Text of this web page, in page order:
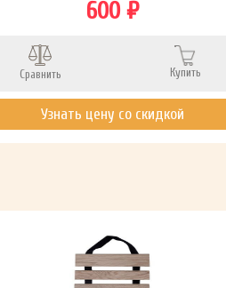
600 ₽
Сравнить Купить
Узнать цену со скидкой